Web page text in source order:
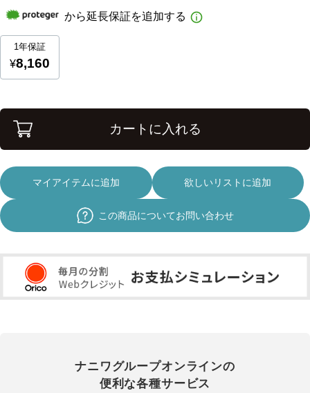
カートに入れる
マイアイテムに追加 欲しいリストに追加
この商品についてお問い合わせ
ナニワグループオンラインの
便利な各種サービス